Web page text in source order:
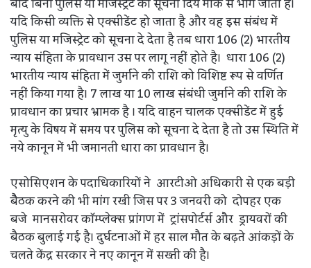
यदि किसी व्यक्ति से एक्सीडेंट हो जाता है और वह इस संबंध में
पुलिस या मजिस्ट्रेट को सूचना दे देता है तब धारा 106 (2) भारतीय
न्याय संहिता के प्रावधान उस पर लागू नहीं होते है। धारा 106 (2)
भारतीय न्याय संहिता में जुर्माने की राशि को विशिष्ट रूप से वर्णित
नहीं किया गया है। 7 लाख या 10 लाख संबंधी जुर्माने की राशि के
प्रावधान का प्रचार भ्रामक है । यदि वाहन चालक एक्सीडेंट में हुई
मृत्यु के विषय में समय पर पुलिस को सूचना दे देता है तो उस स्थिति में
नये कानून में भी जमानती धारा का प्रावधान है।
एसोसिएशन के पदाधिकारियों ने आरटीओ अधिकारी से एक बड़ी
बैैठक करने की भी मांग रखी जिस पर 3 जनवरी को दोपहर एक
बजे मानसरोवर कॉम्प्लेक्स प्रांगण में ट्रांसपोर्टर्स और ड्रायवरों की
बैठक बुलाई गई है। दुर्घटनाओं में हर साल मौत के बढ़ते आंकड़ों के
चलते केंद्र सरकार ने नए कानून में सख्ती की है।